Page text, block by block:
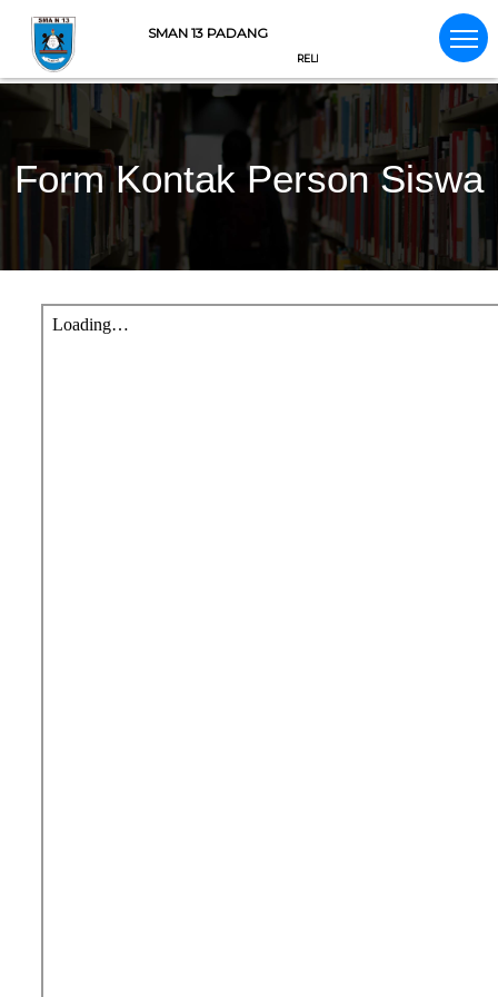
SMAN 13 PADANG
RELIGIUS, CERDAS, PRODUKTIF,
Form Kontak Person Siswa